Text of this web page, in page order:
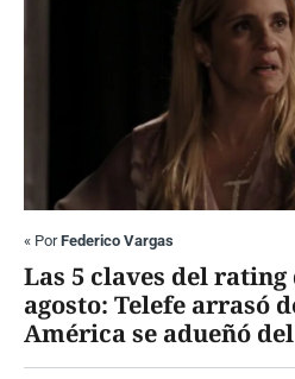
« PorFederico Vargas
Las 5 claves del
agosto: Telefe arrasó
América se adueñó